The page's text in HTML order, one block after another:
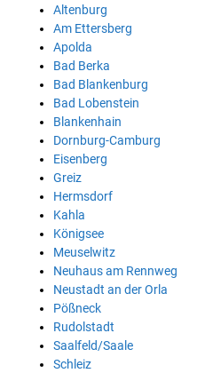
Altenburg
Am Ettersberg
Apolda
Bad Berka
Bad Blankenburg
Bad Lobenstein
Blankenhain
Dornburg-Camburg
Eisenberg
Greiz
Hermsdorf
Kahla
Königsee
Meuselwitz
Neuhaus am Rennweg
Neustadt an der Orla
Pößneck
Rudolstadt
Saalfeld/Saale
Schleiz